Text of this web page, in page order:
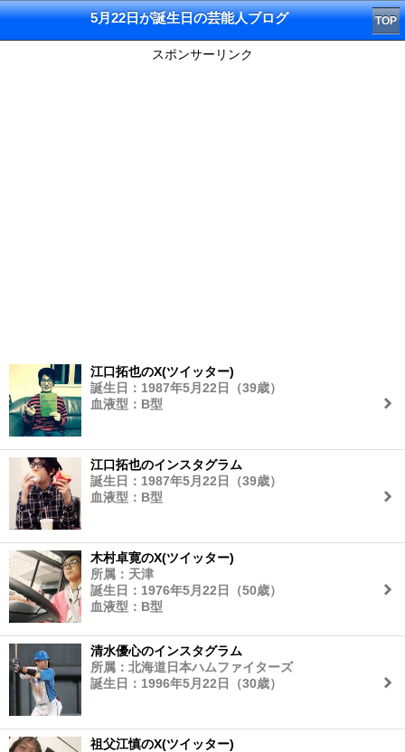
5月22日が誕生日の芸能人ブログ TOP
スポンサーリンク
江口拓也のX(ツイッター)
誕生日：1987年5月22日（39歳）
血液型：B型
江口拓也のインスタグラム
誕生日：1987年5月22日（39歳）
血液型：B型
木村卓寛のX(ツイッター)
所属：天津
誕生日：1976年5月22日（50歳）
血液型：B型
清水優心のインスタグラム
所属：北海道日本ハムファイターズ
誕生日：1996年5月22日（30歳）
祖父江慎のX(ツイッター)